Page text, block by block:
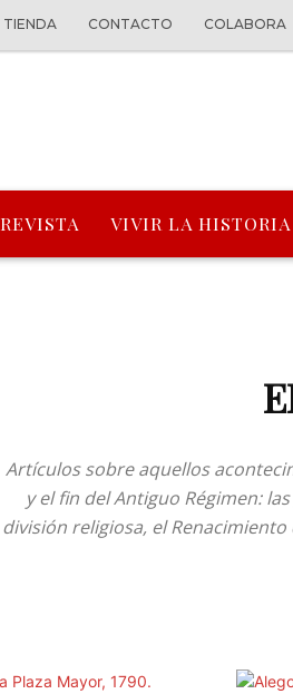
TIENDA CONTACTO COLABORA
REVISTA VIVIR LA HISTORIA
Artículos sobre aquellos
y el fin del Antiguo Régimen:
división religiosa, el